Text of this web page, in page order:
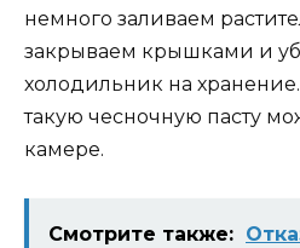
немного заливаем
закрываем крышками и
холодильник на хранение.
такую чесночную пасту
камере.
Смотрите также: